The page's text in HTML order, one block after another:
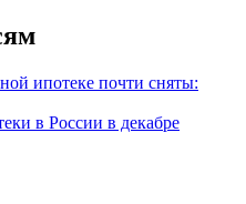
ипотеке почти сняты:
в России в декабре